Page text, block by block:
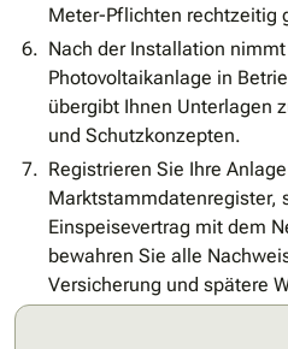
Meter-Pflichten rechtzeitig
Nach der Installation
Photovoltaikanlage in
übergibt Ihnen Unterlagen
und Schutzkonzepten.
Registrieren Sie Ihre
Marktstammdatenregister,
Einspeisevertrag mit dem
bewahren Sie alle
Versicherung und spätere